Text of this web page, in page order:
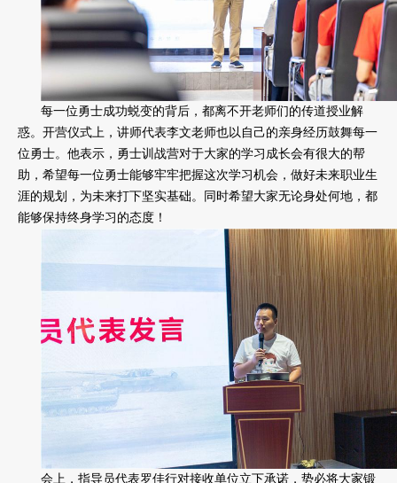
每一位勇士成功蜕变的背后，都离不开老师们的传道授业解
惑。开营仪式上，讲师代表李文老师也以自己的亲身经历鼓舞每一
位勇士。他表示，勇士训战营对于大家的学习成长会有很大的帮
助，希望每一位勇士能够牢牢把握这次学习机会，做好未来职业生
涯的规划，为未来打下坚实基础。同时希望大家无论身处何地，都
能够保持终身学习的态度！
会上，指导员代表罗佳行对接收单位立下承诺，势必将大家锻